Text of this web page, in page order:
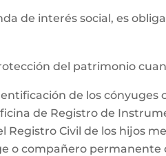
de interés social, es
del patrimonio
de los cónyuges
de Registro de
Registro Civil de los hijos
o compañero permanente